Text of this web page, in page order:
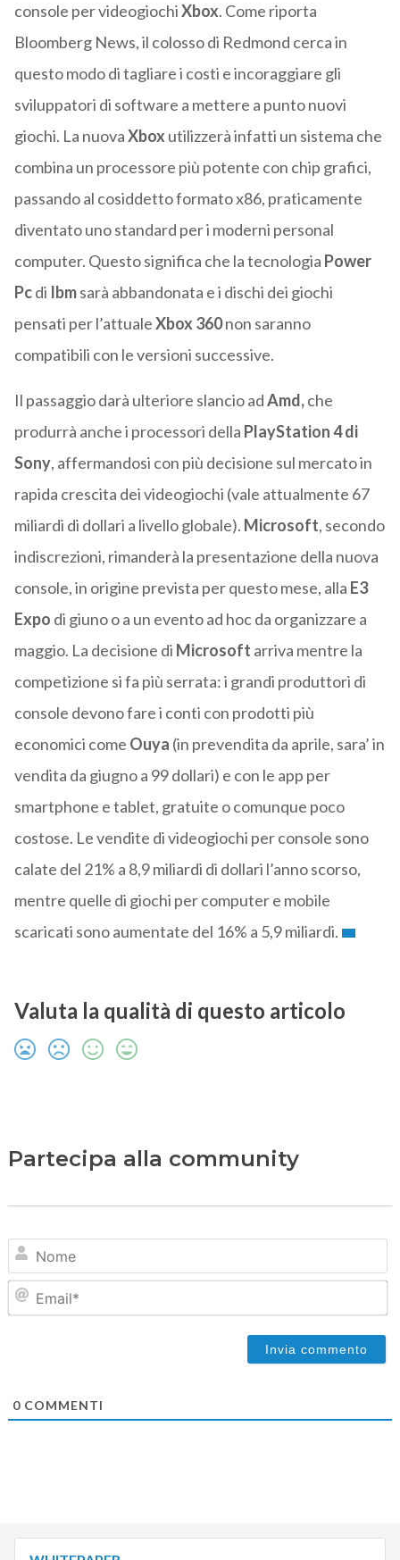
console per videogiochiXbox. Come riporta
Bloomberg News, il colosso di Redmond cerca in
questo modo di tagliare i costi e incoraggiare gli
sviluppatori di software a mettere a punto nuovi
giochi. La nuovaXboxutilizzerà infatti un sistema che
combina un processore più potente con chip grafici,
passando al cosiddetto formato x86, praticamente
diventato uno standard per i moderni personal
computer. Questo significa che la tecnologia Power
Pcdi Ibmsarà abbandonata e i dischi dei giochi
pensati per l’attualeXbox 360non saranno
compatibili con le versioni successive.
Il passaggio darà ulteriore slancio adAmd,che
produrrà anche i processori della PlayStation 4 di
Sony, affermandosi con più decisione sul mercato in
rapida crescita dei videogiochi (vale attualmente 67
miliardi di dollari a livello globale). Microsoft, secondo
indiscrezioni, rimanderà la presentazione della nuova
console, in origine prevista per questo mese, alla E3
Expo di giuno o a un evento ad hoc da organizzare a
maggio. La decisione di Microsoft arriva mentre la
competizione si fa più serrata: i grandi produttori di
console devono fare i conti con prodotti più
economici come Ouya (in prevendita da aprile, sara’ in
vendita da giugno a 99 dollari) e con le app per
smartphone e tablet, gratuite o comunque poco
costose. Le vendite di videogiochi per console sono
calate del 21% a 8,9 miliardi di dollari l’anno scorso,
mentre quelle di giochi per computer e mobile
scaricati sono aumentate del 16% a 5,9 miliardi.
Valuta la qualità di questo articolo
Partecipa alla community
0COMMENTI